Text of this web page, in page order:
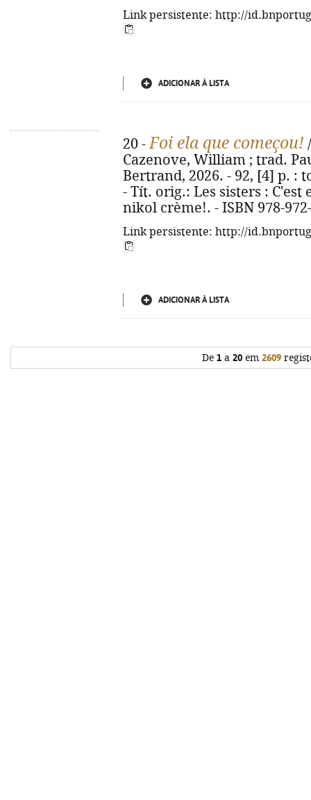
Link persistente: http://
ADICIONAR À LISTA
20 -Foi ela que começou!
Cazenove, William ; trad.
Bertrand, 2026. - 92, [4] p. :
- Tít. orig.: Les sisters : C'est
nikol crème!. - ISBN 978-
Link persistente: http://
ADICIONAR À LISTA
De 1a 20em 2609